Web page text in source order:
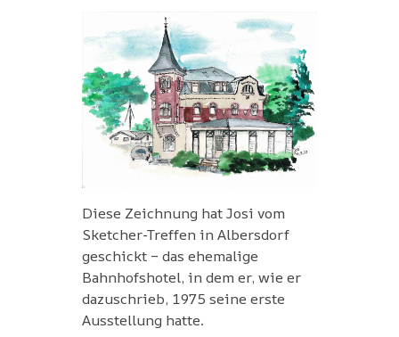
Diese Zeichnung hat Josi vom
Sketcher-Treffen in Albersdorf
geschickt – das ehemalige
Bahnhofshotel, in dem er, wie er
dazuschrieb, 1975 seine erste
Ausstellung hatte.